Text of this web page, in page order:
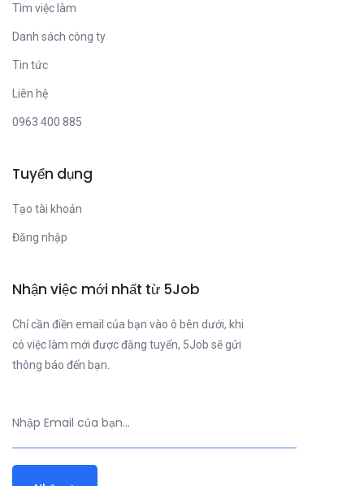
Tìm việc làm
Danh sách công ty
Tin tức
Liên hệ
0963 400 885
Tuyển dụng
Tạo tài khoản
Đăng nhập
Nhận việc mới nhất từ 5Job
Chỉ cần điền email của bạn vào ô bên dưới, khi
có việc làm mới được đăng tuyển, 5Job sẽ gửi
thông báo đến bạn.